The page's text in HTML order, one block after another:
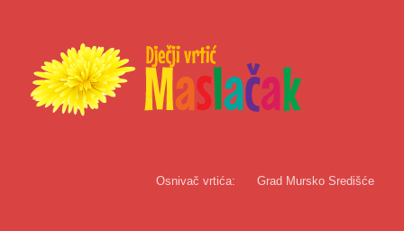
Osnivač vrtića: Grad Mursko Središće